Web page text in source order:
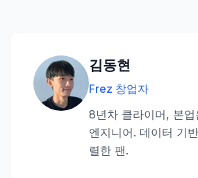
김동현
Frez 창업자
8년차 클라이머, 본업
엔지니어. 데이터 기
렬한 팬.